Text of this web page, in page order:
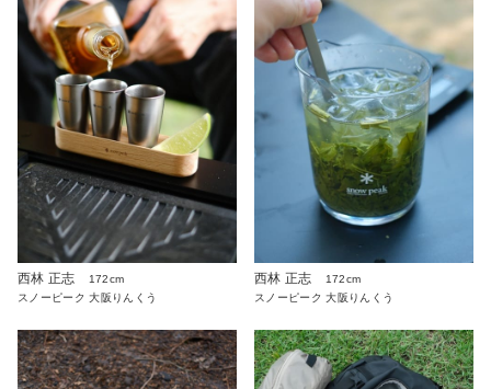
西林 正志
172cm
スノーピーク 大阪りんくう
西林 正志
172cm
スノーピーク 大阪りんくう